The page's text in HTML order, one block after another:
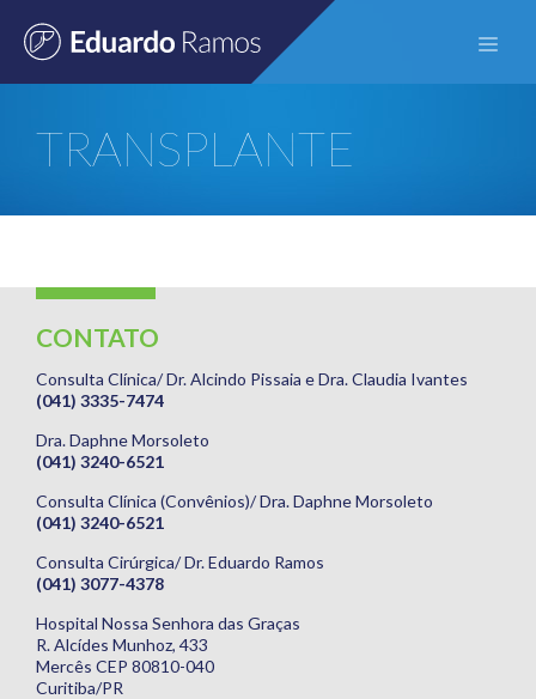
Especialidades
Vias Biliares
TRANSPLANTE
CONTATO
Consulta Clínica/ Dr. Alcindo Pissaia e Dra. Claudia Ivantes
(041) 3335-7474
Dra. Daphne Morsoleto
(041) 3240-6521
Consulta Clínica (Convênios)/ Dra. Daphne Morsoleto
(041) 3240-6521
Consulta Cirúrgica/ Dr. Eduardo Ramos
(041) 3077-4378
Hospital Nossa Senhora das Graças
R. Alcídes Munhoz, 433
Mercês CEP 80810-040
Curitiba/PR